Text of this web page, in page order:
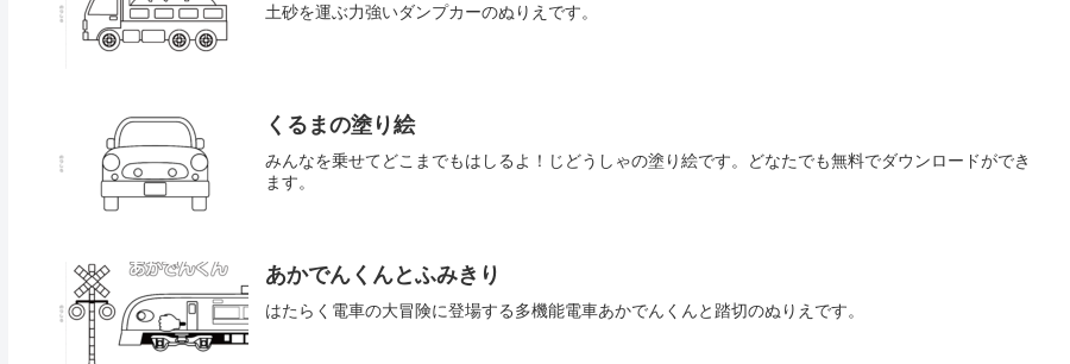
土砂を運ぶ力強いダンプカーのぬりえです。
くるまの塗り絵
みんなを乗せてどこまでもはしるよ！じどうしゃの塗り絵です。どなたでも無料でダウンロードができ
ます。
あかでんくんとふみきり
はたらく電車の大冒険に登場する多機能電車あかでんくんと踏切のぬりえです。